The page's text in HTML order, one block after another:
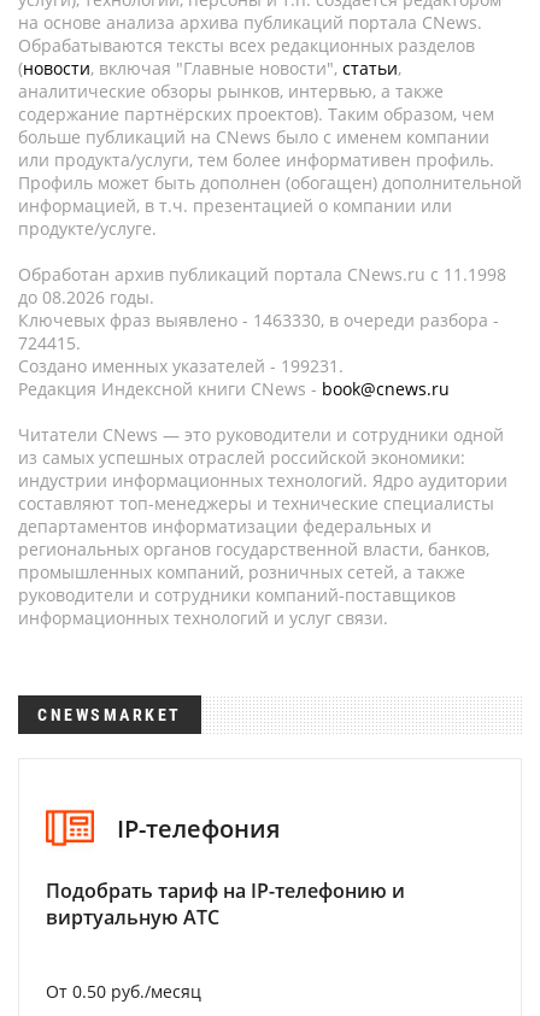
на основе анализа архива публикаций портала CNews.
Обрабатываются тексты всех редакционных разделов
(новости, включая "Главные новости", статьи,
аналитические обзоры рынков, интервью, а также
содержание партнёрских проектов). Таким образом, чем
больше публикаций на CNews было с именем компании
или продукта/услуги, тем более информативен профиль.
Профиль может быть дополнен (обогащен) дополнительной
информацией, в т.ч. презентацией о компании или
продукте/услуге.
Обработан архив публикаций портала CNews.ru c 11.1998
до 08.2026 годы.
Ключевых фраз выявлено - 1463330, в очереди разбора -
724415.
Создано именных указателей - 199231.
Редакция Индексной книги CNews - book@cnews.ru
Читатели CNews — это руководители и сотрудники одной
из самых успешных отраслей российской экономики:
индустрии информационных технологий. Ядро аудитории
составляют топ-менеджеры и технические специалисты
департаментов информатизации федеральных и
региональных органов государственной власти, банков,
промышленных компаний, розничных сетей, а также
руководители и сотрудники компаний-поставщиков
информационных технологий и услуг связи.
CNEWSMARKET
IP-телефония
Подобрать тариф на IP-телефонию и
виртуальную АТС
От 0.50 руб./месяц